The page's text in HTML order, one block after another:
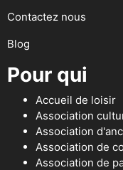
Contactez nous
Blog
Pour qui
Accueil de loisir
Association
Association
Association de
Association de